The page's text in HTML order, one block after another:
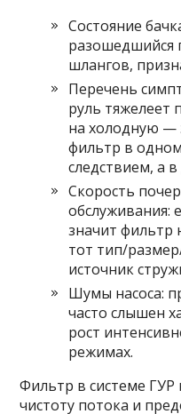
Состояние
разошедшийся
шлангов,
Перечень
руль тяжелеет
на холодную —
фильтр в
следствием, а
Скорость
обслуживания:
значит фильтр
тот тип/
источник
Шумы насоса:
часто слышен
рост
режимах.
Фильтр в системе
чистоту потока и